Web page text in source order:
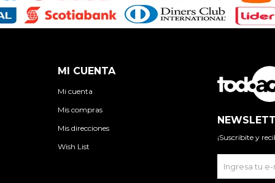
MI CUENTA
Mi cuenta
Mis compras
Mis direcciones
Wish List
¡Suscribite y